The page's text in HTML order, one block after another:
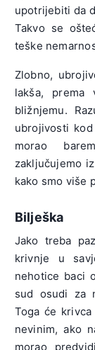
upotrijebiti da
Takvo se
teške
Zlobno,
lakša, prema
bližnjemu.
ubrojivosti
morao
zaključujemo
kako smo više
Bilješka
Jako treba
krivnje u
nehotice baci
sud osudi za
Toga će
nevinim, ako
morao